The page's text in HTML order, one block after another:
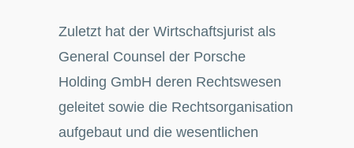
Zuletzt hat der Wirtschaftsjurist als
General Counsel der Porsche
Holding GmbH deren Rechtswesen
geleitet sowie die Rechtsorganisation
aufgebaut und die wesentlichen